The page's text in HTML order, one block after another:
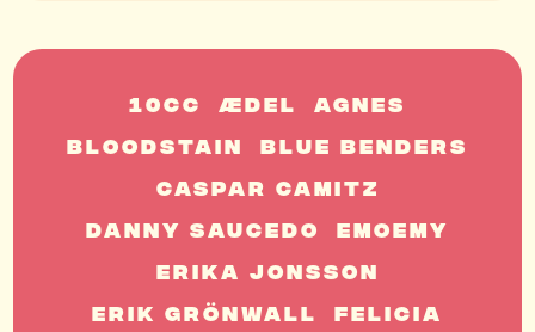
10cc ÆDEL
Agnes
Bloodstain
Blue Benders
Caspar Camitz
Danny Saucedo
EmoEmy
Erika Jonsson
Erik Grönwall
Felicia